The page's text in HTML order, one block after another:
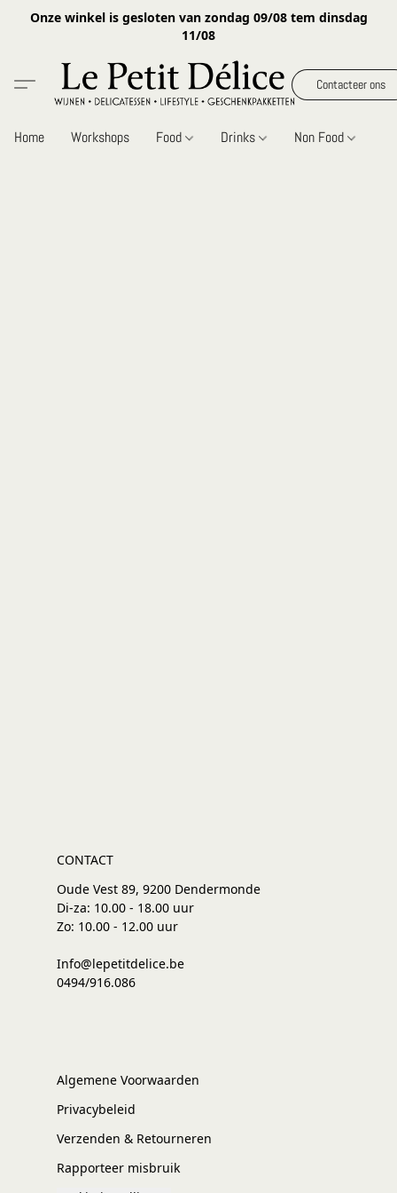
Onze winkel is gesloten van zondag 09/08 tem dinsdag
11/08
Contacteer ons
Home Workshops Food Drinks Non Food
CONTACT
Oude Vest 89, 9200 Dendermonde
Di-za: 10.00 - 18.00 uur
Zo: 10.00 - 12.00 uur
Info@lepetitdelice.be
0494/916.086
Algemene Voorwaarden
Privacybeleid
Verzenden & Retourneren
Rapporteer misbruik